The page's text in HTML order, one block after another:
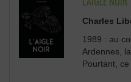
Charles
1989 : au
Ardennes,
Pourtant,